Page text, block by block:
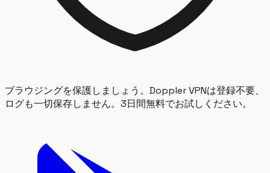
ブラウジングを保護しましょう。Doppler VPNは登録不要、
ログも一切保存しません。3日間無料でお試しください。